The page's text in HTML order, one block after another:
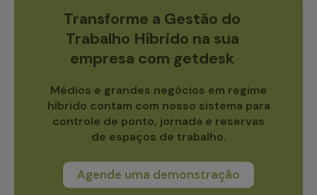
Transforme a Gestão do
Trabalho Híbrido na sua
empresa com getdesk
Médios e grandes negócios em regime
híbrido contam com nosso sistema para
controle de ponto, jornada e reservas
de espaços de trabalho.
Agende uma demonstração